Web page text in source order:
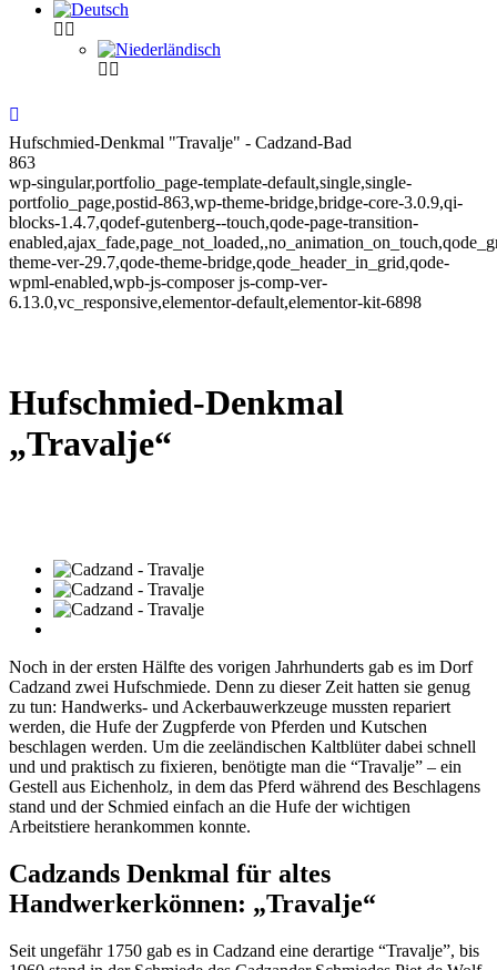
Hufschmied-Denkmal "Travalje" - Cadzand-Bad
863
wp-singular,portfolio_page-template-default,single,single-
portfolio_page,postid-863,wp-theme-bridge,bridge-core-3.0.9,qi-
blocks-1.4.7,qodef-gutenberg--touch,qode-page-transition-
theme-ver-29.7,qode-theme-bridge,qode_header_in_grid,qode-
wpml-enabled,wpb-js-composer js-comp-ver-
6.13.0,vc_responsive,elementor-default,elementor-kit-6898
Hufschmied-Denkmal
„Travalje“
Noch in der ersten Hälfte des vorigen Jahrhunderts gab es im Dorf
Cadzand zwei Hufschmiede. Denn zu dieser Zeit hatten sie genug
zu tun: Handwerks- und Ackerbauwerkzeuge mussten repariert
werden, die Hufe der Zugpferde von Pferden und Kutschen
beschlagen werden. Um die zeeländischen Kaltblüter dabei schnell
und und praktisch zu fixieren, benötigte man die “Travalje” – ein
Gestell aus Eichenholz, in dem das Pferd während des Beschlagens
stand und der Schmied einfach an die Hufe der wichtigen
Arbeitstiere herankommen konnte.
Cadzands Denkmal für altes
Handwerkerkönnen: „Travalje“
Seit ungefähr 1750 gab es in Cadzand eine derartige “Travalje”, bis